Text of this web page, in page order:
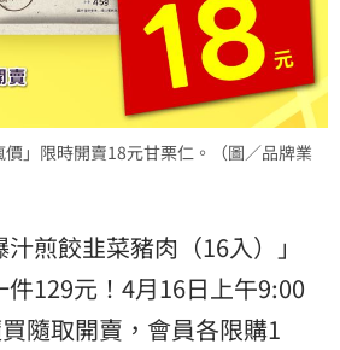
」限時開賣18元甘栗仁。（圖／品牌業
汁煎餃韭菜豬肉（16入）」
件129元！4月16日上午9:00
隨取開賣，會員各限購1